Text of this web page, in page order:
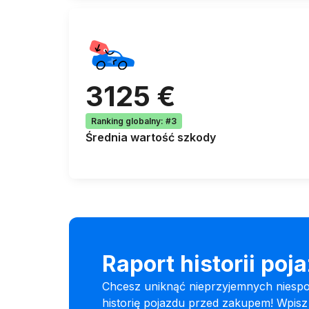
3125 €
Ranking globalny: #3
Średnia wartość szkody
Raport historii
Chcesz uniknąć nieprzyjemnych
historię pojazdu przed zakupem!